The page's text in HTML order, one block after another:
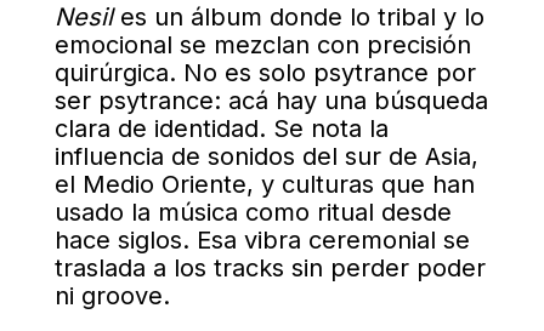
Nesiles un álbum donde lo tribal y lo
emocional se mezclan con precisión
quirúrgica. No es solo psytrance por
ser psytrance: acá hay una búsqueda
clara de identidad. Se nota la
influencia de sonidos del sur de Asia,
el Medio Oriente, y culturas que han
usado la música como ritual desde
hace siglos. Esa vibra ceremonial se
traslada a los tracks sin perder poder
ni groove.